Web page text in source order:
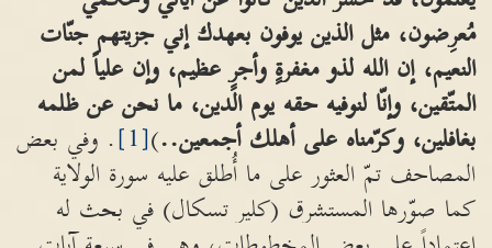
مُعرِضون، مثل الذين يوفون بعهدك إني جزيتهم جنّات
النعيم، إن الله لذو مغفرةٍ وأجرٍ عظيم، وإن علياً لمن
المتّقين، وإنّا لنوفيه حقه يوم الدين، ما نحن عن ظلمه
بغافلين، وكرّمناه على أهلك أجمعين..)
[1]
. وفي بعض
المصاحف تمّ العثور على ما أُطلق عليه سورة الولاية
كما صوّرها المستشرق (كلير تسكال) في بحث له